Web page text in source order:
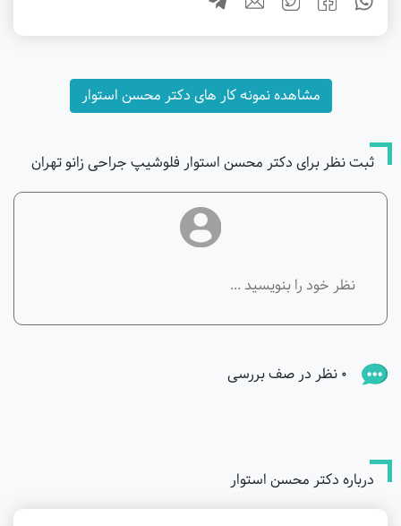
مشاهده نمونه کار های دکتر محسن استوار
ثبت نظر برای دکتر محسن استوار فلوشیپ جراحی زانو تهران
0 نظر در صف بررسی
درباره دکتر محسن استوار